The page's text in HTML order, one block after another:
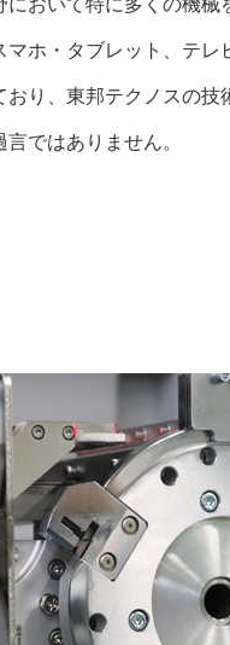
おいて特に多くの機械
ホ・タブレット、テ
り、東邦テクノスの
ではありません。